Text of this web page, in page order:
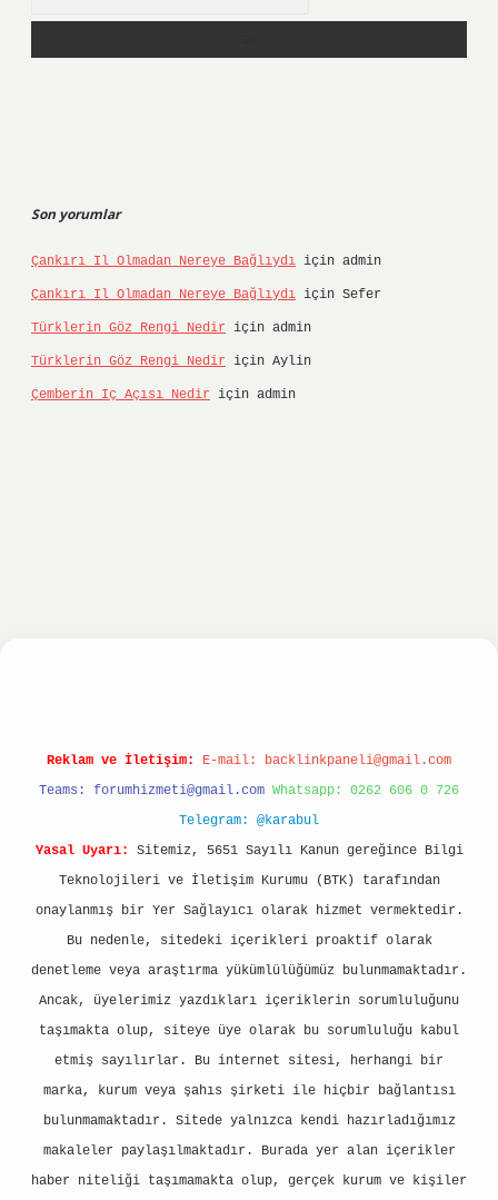
Son yorumlar
Çankırı Il Olmadan Nereye Bağlıydı için admin
Çankırı Il Olmadan Nereye Bağlıydı için Sefer
Türklerin Göz Rengi Nedir için admin
Türklerin Göz Rengi Nedir için Aylin
Çemberin Iç Açısı Nedir için admin
Reklam ve İletişim: E-mail: backlinkpaneli@gmail.com
Teams: forumhizmeti@gmail.com Whatsapp: 0262 606 0 726
Telegram: @karabul
Yasal Uyarı:
Sitemiz, 5651 Sayılı Kanun gereğince Bilgi
Teknolojileri ve İletişim Kurumu (BTK) tarafından
onaylanmış bir Yer Sağlayıcı olarak hizmet vermektedir.
Bu nedenle, sitedeki içerikleri proaktif olarak
denetleme veya araştırma yükümlülüğümüz bulunmamaktadır.
Ancak, üyelerimiz yazdıkları içeriklerin sorumluluğunu
taşımakta olup, siteye üye olarak bu sorumluluğu kabul
etmiş sayılırlar. Bu internet sitesi, herhangi bir
marka, kurum veya şahıs şirketi ile hiçbir bağlantısı
bulunmamaktadır. Sitede yalnızca kendi hazırladığımız
makaleler paylaşılmaktadır. Burada yer alan içerikler
haber niteliği taşımamakta olup, gerçek kurum ve kişiler